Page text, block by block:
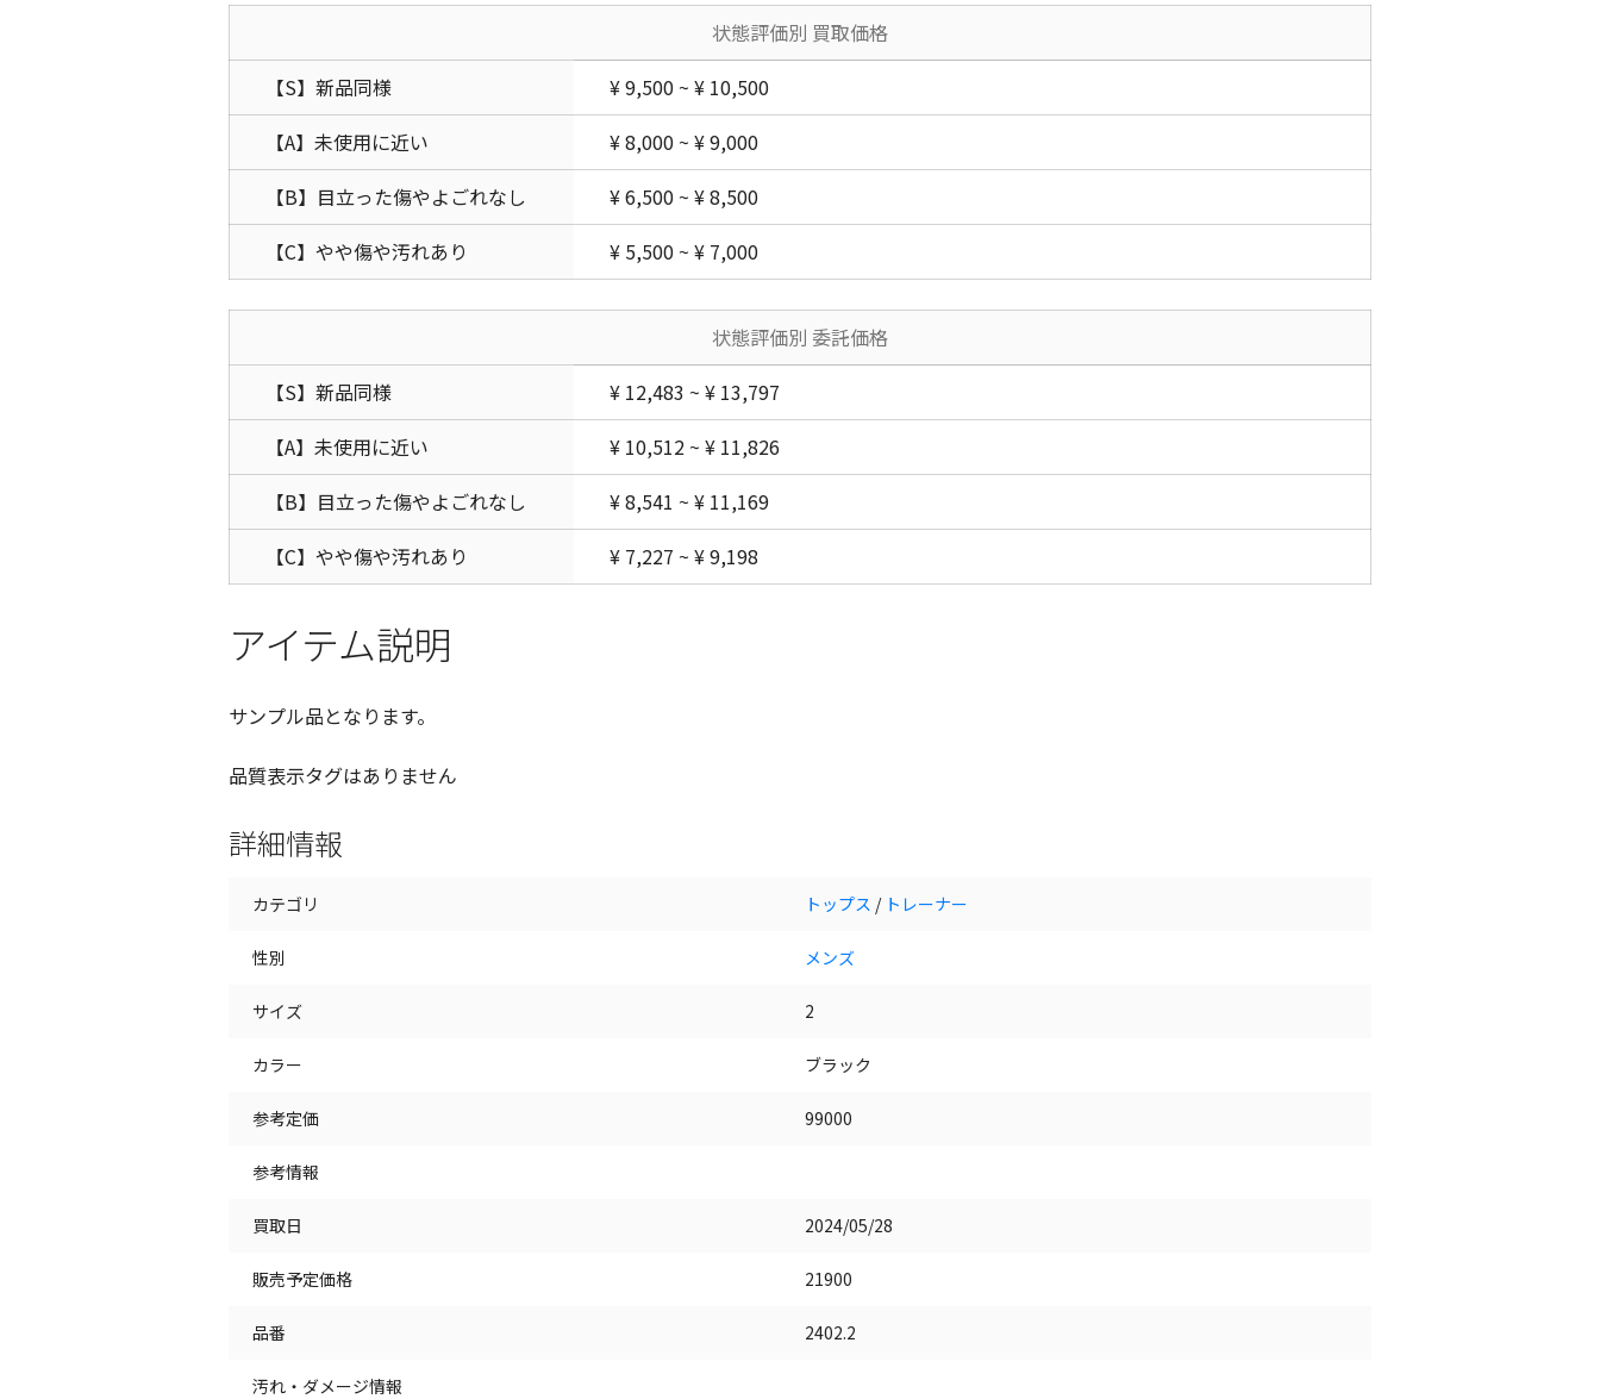
状態評価別 買取価格
【S】新品同様
¥ 9,500 ~ ¥ 10,500
【A】未使用に近い
¥ 8,000 ~ ¥ 9,000
【B】目立った傷やよごれなし
¥ 6,500 ~ ¥ 8,500
【C】やや傷や汚れあり
¥ 5,500 ~ ¥ 7,000
状態評価別 委託価格
【S】新品同様
¥ 12,483 ~ ¥ 13,797
【A】未使用に近い
¥ 10,512 ~ ¥ 11,826
【B】目立った傷やよごれなし
¥ 8,541 ~ ¥ 11,169
【C】やや傷や汚れあり
¥ 7,227 ~ ¥ 9,198
アイテム説明
サンプル品となります。
品質表示タグはありません
詳細情報
カテゴリ トップス / トレーナー
性別 メンズ
サイズ 2
カラー ブラック
参考定価 99000
参考情報
買取日 2024/05/28
販売予定価格 21900
品番 2402.2
汚れ・ダメージ情報